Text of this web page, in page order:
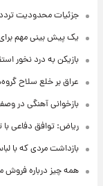
جزئیات محدودیت تردد
یک پیش ‌بینی مهم برای قیمت
بازیکن به درد نخور
عراق بر خلع سلاح
بازخوانی آهنگی در
ریاض: توافق دفاعی
بازداشت مردی که با
همه چیز درباره فروش